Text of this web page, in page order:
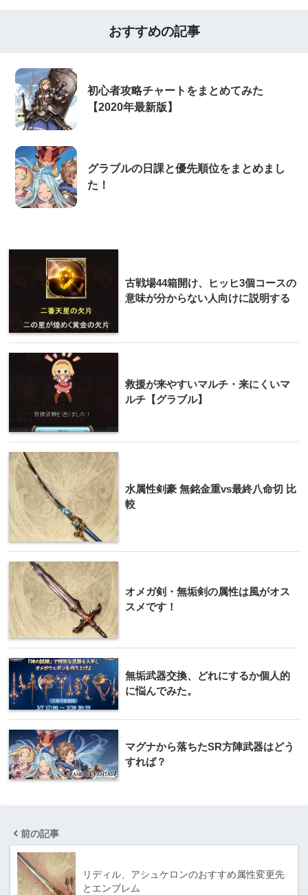
おすすめの記事
初心者攻略チャートをまとめてみた
【2020年最新版】
グラブルの日課と優先順位をまとめまし
た！
古戦場44箱開け、ヒッヒ3個コースの
意味が分からない人向けに説明する
救援が来やすいマルチ・来にくいマ
ルチ【グラブル】
水属性剣豪 無銘金重vs最終八命切 比
較
オメガ剣・無垢剣の属性は風がオス
スメです！
無垢武器交換、どれにするか個人的
に悩んでみた。
マグナから落ちたSR方陣武器はどう
すれば？
前の記事
リディル、アシュケロンのおすすめ属性変更先
とエンブレム